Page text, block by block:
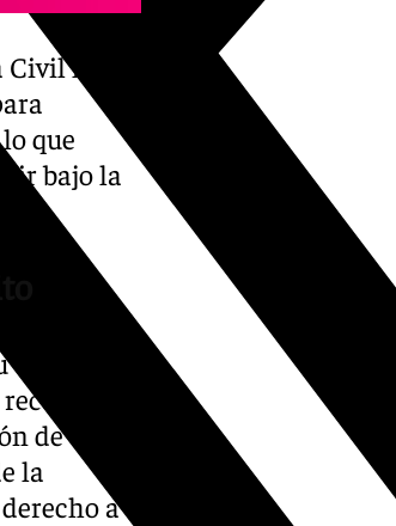
le
que
bajo la
en
de tres a
la
a